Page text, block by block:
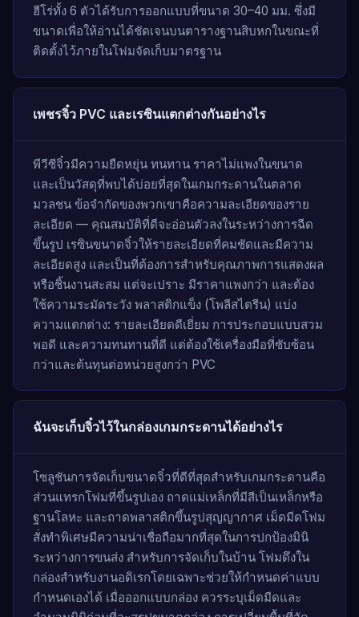
ฮีโร่ทั้ง 6 ตัวได้รับการออกแบบที่ขนาด 30–40 มม. ซึ่งมี
ขนาดเพื่อให้อ่านได้ชัดเจนบนตารางฐานสิบหกในขณะที่
ติดตั้งไว้ภายในโฟมจัดเก็บมาตรฐาน
เพชรจิ๋ว PVC และเรซินแตกต่างกันอย่างไร
พีวีซีจิ๋วมีความยืดหยุ่น ทนทาน ราคาไม่แพงในขนาด
และเป็นวัสดุที่พบได้บ่อยที่สุดในเกมกระดานในตลาด
มวลชน ข้อจำกัดของพวกเขาคือความละเอียดของราย
ละเอียด — คุณสมบัติที่ดีจะอ่อนตัวลงในระหว่างการฉีด
ขึ้นรูป เรซินขนาดจิ๋วให้รายละเอียดที่คมชัดและมีความ
ละเอียดสูง และเป็นที่ต้องการสำหรับคุณภาพการแสดงผล
หรือชิ้นงานสะสม แต่จะเปราะ มีราคาแพงกว่า และต้อง
ใช้ความระมัดระวัง พลาสติกแข็ง (โพลีสไตรีน) แบ่ง
ความแตกต่าง: รายละเอียดดีเยี่ยม การประกอบแบบสวม
พอดี และความทนทานที่ดี แต่ต้องใช้เครื่องมือที่ซับซ้อน
กว่าและต้นทุนต่อหน่วยสูงกว่า PVC
ฉันจะเก็บจิ๋วไว้ในกล่องเกมกระดานได้อย่างไร
โซลูชันการจัดเก็บขนาดจิ๋วที่ดีที่สุดสำหรับเกมกระดานคือ
ส่วนแทรกโฟมที่ขึ้นรูปเอง ถาดแม่เหล็กที่มีสีเป็นเหล็กหรือ
ฐานโลหะ และถาดพลาสติกขึ้นรูปสุญญากาศ เม็ดมีดโฟม
สั่งทำพิเศษมีความน่าเชื่อถือมากที่สุดในการปกป้องมินิ
ระหว่างการขนส่ง สำหรับการจัดเก็บในบ้าน โฟมดึงใน
กล่องสำหรับงานอดิเรกโดยเฉพาะช่วยให้กำหนดค่าแบบ
กำหนดเองได้ เมื่อออกแบบกล่อง ควรระบุเม็ดมีดและ